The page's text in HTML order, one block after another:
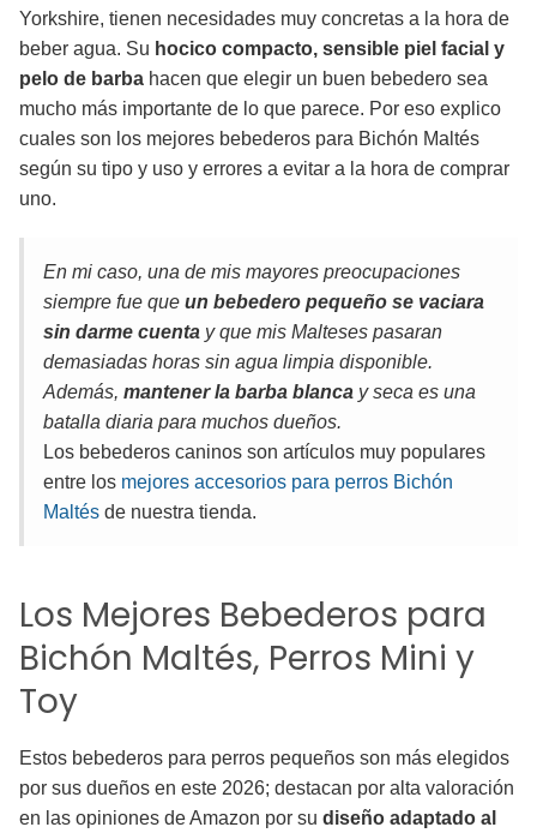
Yorkshire, tienen necesidades muy concretas a la hora de
beber agua. Su hocico compacto, sensible piel facial y
pelo de barba hacen que elegir un buen bebedero sea
mucho más importante de lo que parece. Por eso explico
cuales son los mejores bebederos para Bichón Maltés
según su tipo y uso y errores a evitar a la hora de comprar
uno.
En mi caso, una de mis mayores preocupaciones
siempre fue que un bebedero pequeño se vaciara
sin darme cuenta y que mis Malteses pasaran
demasiadas horas sin agua limpia disponible.
Además, mantener la barba blanca y seca es una
batalla diaria para muchos dueños.
Los bebederos caninos son artículos muy populares
entre los mejores accesorios para perros Bichón
Maltés de nuestra tienda.
Los Mejores Bebederos para
Bichón Maltés, Perros Mini y
Toy
Estos bebederos para perros pequeños son más elegidos
por sus dueños en este 2026; destacan por alta valoración
en las opiniones de Amazon por su diseño adaptado al